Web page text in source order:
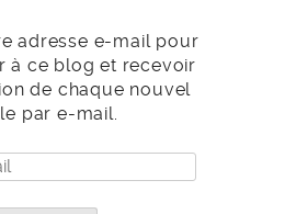
adresse e-mail pour
à ce blog et recevoir
de chaque nouvel
par e-mail.